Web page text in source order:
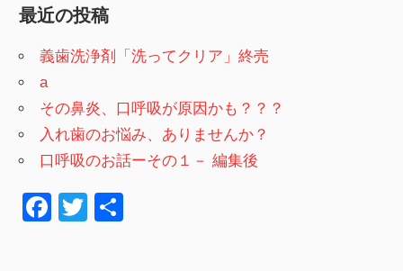
最近の投稿
義歯洗浄剤「洗ってクリア」終売
a
その鼻炎、口呼吸が原因かも？？？
入れ歯のお悩み、ありませんか？
口呼吸のお話ーその１－ 編集後
F
T